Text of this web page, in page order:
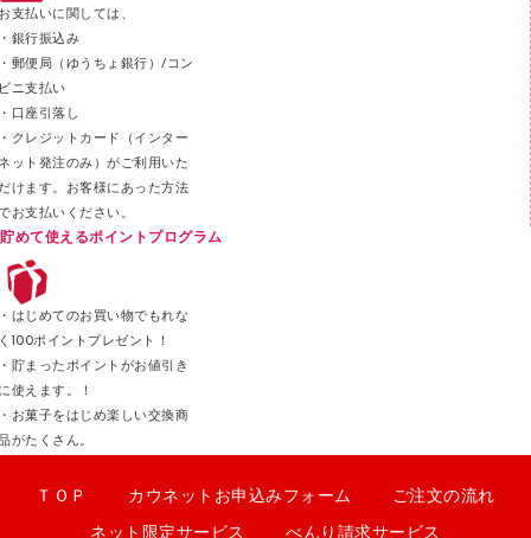
スティックのり
クリップ
カッター
支払いに関しては、
銀行振込み
郵便局（ゆうちょ銀行）/コン
ニ支払い
口座引落し
クレジットカード（インター
ット発注のみ）がご利用いた
けます。お客様にあった方法
お支払いください。
貯めて使えるポイントプログラム
はじめてのお買い物でもれな
100ポイントプレゼント！
貯まったポイントがお値引き
使えます。！
お菓子をはじめ楽しい交換商
がたくさん。
ＴＯＰ カウネットお申込みフォーム ご注文の流れ
ネット限定サービス べんり請求サービス